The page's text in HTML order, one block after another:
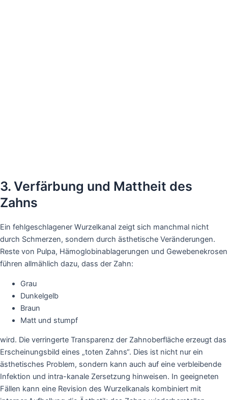
3. Verfärbung und Mattheit des
Zahns
Ein fehlgeschlagener Wurzelkanal zeigt sich manchmal nicht
durch Schmerzen, sondern durch ästhetische Veränderungen.
Reste von Pulpa, Hämoglobinablagerungen und Gewebenekrosen
führen allmählich dazu, dass der Zahn:
Grau
Dunkelgelb
Braun
Matt und stumpf
wird. Die verringerte Transparenz der Zahnoberfläche erzeugt das
Erscheinungsbild eines „toten Zahns“. Dies ist nicht nur ein
ästhetisches Problem, sondern kann auch auf eine verbleibende
Infektion und intra-kanale Zersetzung hinweisen. In geeigneten
Fällen kann eine Revision des Wurzelkanals kombiniert mit